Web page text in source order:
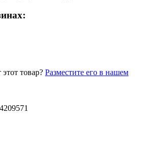
товар? Разместите его в нашем